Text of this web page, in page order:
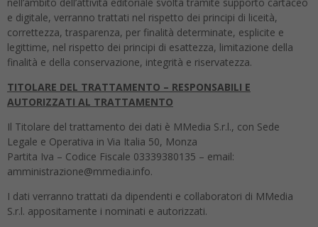
e digitale, verranno trattati nel rispetto dei principi di liceità,
correttezza, trasparenza, per finalità determinate, esplicite e
legittime, nel rispetto dei principi di esattezza, limitazione della
finalità e della conservazione, integrità e riservatezza.
TITOLARE DEL TRATTAMENTO – RESPONSABILI E
AUTORIZZATI AL TRATTAMENTO
Il Titolare del trattamento dei dati è MMedia S.r.l., con Sede
Legale e Operativa in Via Italia 50, Monza
Partita Iva – Codice Fiscale 03339380135 – email:
amministrazione@mmedia.info.
I dati verranno trattati da dipendenti e collaboratori di MMedia
S.r.l. appositamente i nominati e autorizzati.